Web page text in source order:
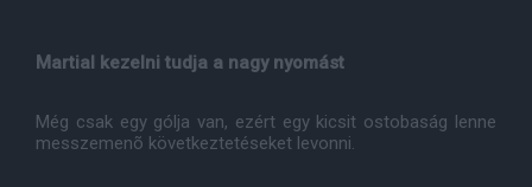
Martial kezelni tudja a nagy nyomást
Még csak egy gólja van, ezért egy kicsit ostobaság lenne
messzemenõ következtetéseket levonni.